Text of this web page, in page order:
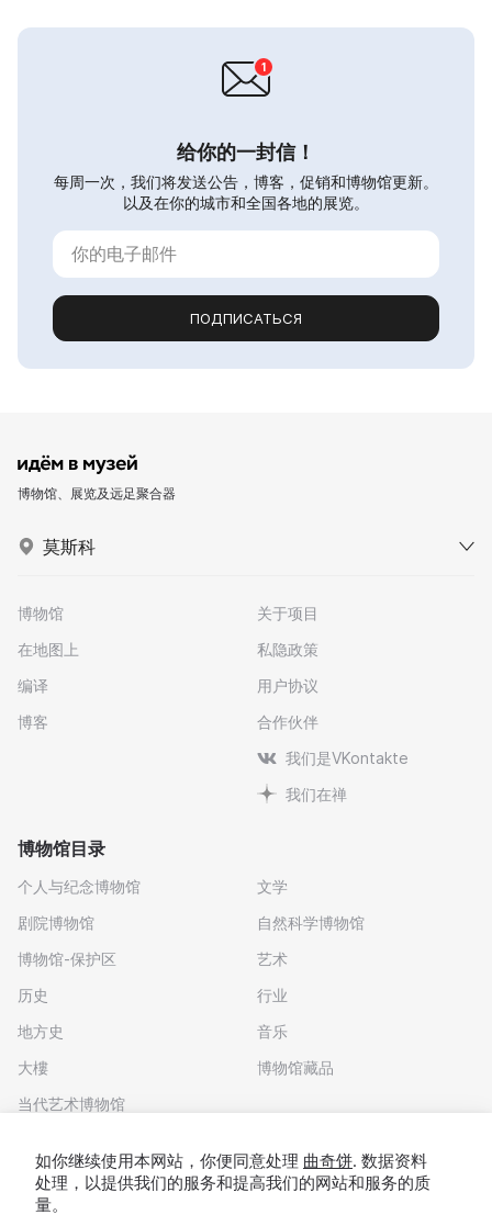
给你的一封信！
每周一次，我们将发送公告，博客，促销和博物馆更新。
以及在你的城市和全国各地的展览。
ПОДПИСАТЬСЯ
博物馆、展览及远足聚合器
莫斯科
博物馆
在地图上
编译
博客
关于项目
私隐政策
用户协议
合作伙伴
我们是VKontakte
我们在禅
博物馆目录
个人与纪念博物馆
剧院博物馆
博物馆-保护区
历史
地方史
大樓
当代艺术博物馆
文学
自然科学博物馆
艺术
行业
音乐
博物馆藏品
如你继续使用本网站，你便同意处理 曲奇饼. 数据资料
处理，以提供我们的服务和提高我们的网站和服务的质
量。